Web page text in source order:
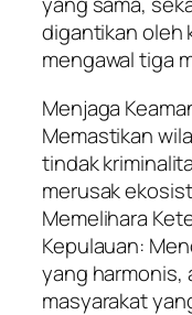
digantikan oleh
mengawal tiga
Menjaga
Memastikan
tindak
merusak
Memelihara
Kepulauan:
yang harmonis,
masyarakat